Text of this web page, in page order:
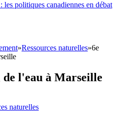
politiques canadiennes en débat
»Ressources naturelles»6e
l'eau à Marseille
naturelles